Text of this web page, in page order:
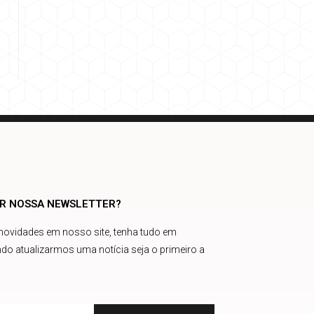
NOSSA NEWSLETTER?
em nosso site, tenha tudo em
atualizarmos uma notícia seja o primeiro a